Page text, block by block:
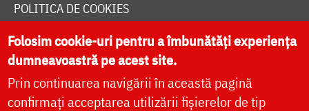
POLITICA DE COOKIES
DONEAZĂ ONLINE PENTRU CATEDRALA NAȚIONALĂ
LIVE
Folosim cookie-uri pentru a îmbunătăți experiența
dumneavoastră pe acest site.
Prin continuarea navigării în această pagină
confirmați acceptarea utilizării fișierelor de tip